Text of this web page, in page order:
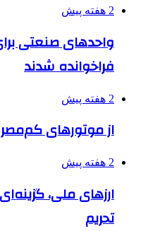
2 هفته پیش
واحدهای صنعتی
فراخوانده شدند
2 هفته پیش
از موتورهای
2 هفته پیش
ارزهای ملی،
تحریم